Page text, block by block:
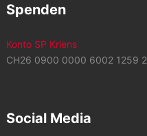
Spenden
Konto SP Kriens
CH26 0900 0000 6002 1259 2
Social Media